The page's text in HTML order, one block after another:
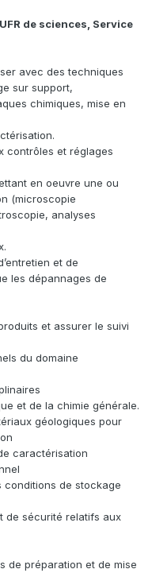
de sciences, Service
avec des techniques
sur support,
chimiques, mise en
contrôles et réglages
en oeuvre une ou
(microscopie
analyses
et de
les dépannages de
et assurer le suivi
du domaine
et de la chimie générale.
géologiques pour
caractérisation
conditions de stockage
de sécurité relatifs aux
de préparation et de mise